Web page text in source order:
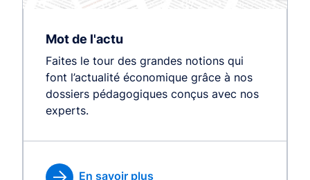
Mot de l'actu
Faites le tour des grandes notions qui
font l’actualité économique grâce à nos
dossiers pédagogiques conçus avec nos
experts.
En savoir plus